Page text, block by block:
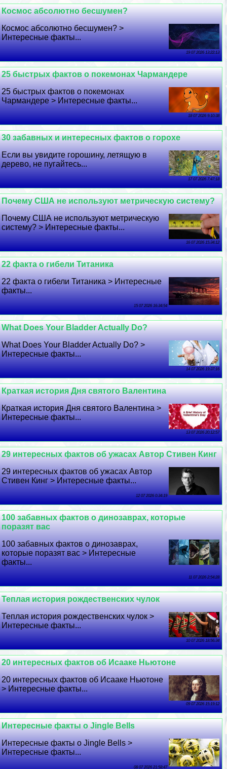
Космос абсолютно бесшумен?
Космос абсолютно бесшумен? >
Интересные факты...
19 07 2026 13:22:13
25 быстрых фактов о покемонах Чармaндере
25 быстрых фактов о покемонах
Чармaндере > Интересные факты...
18 07 2026 9:10:38
30 забавных и интересных фактов о горохе
Если вы увидите горошину, летящую в
дерево, не пугайтесь...
17 07 2026 7:47:18
Почему США не используют метрическую систему?
Почему США не используют метрическую
систему? > Интересные факты...
16 07 2026 15:34:12
22 факта о гибели Титаника
22 факта о гибели Титаника > Интересные
факты...
15 07 2026 16:34:54
What Does Your Bladder Actually Do?
What Does Your Bladder Actually Do? >
Интересные факты...
14 07 2026 19:37:16
Краткая история Дня святого Валентина
Краткая история Дня святого Валентина >
Интересные факты...
13 07 2026 20:12:57
29 интересных фактов об ужасах Автор Стивен Кинг
29 интересных фактов об ужасах Автор
Стивен Кинг > Интересные факты...
12 07 2026 0:34:19
100 забавных фактов о динозаврах, которые
поразят вас
100 забавных фактов о динозаврах,
которые поразят вас > Интересные
факты...
11 07 2026 2:54:28
Теплая история рождественских чулок
Теплая история рождественских чулок >
Интересные факты...
10 07 2026 18:56:34
20 интересных фактов об Исааке Ньютоне
20 интересных фактов об Исааке Ньютоне
> Интересные факты...
09 07 2026 15:19:12
Интересные факты о Jingle Bells
Интересные факты о Jingle Bells >
Интересные факты...
08 07 2026 21:58:47